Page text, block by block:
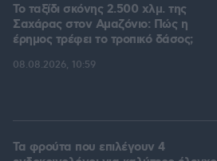
Το ταξίδι σκόνης 2.500 χλμ. της
Σαχάρας στον Αμαζόνιο: Πώς η
έρημος τρέφει το τροπικό δάσος;
08.08.2026, 10:59
Τα φρούτα που επιλέγουν 4